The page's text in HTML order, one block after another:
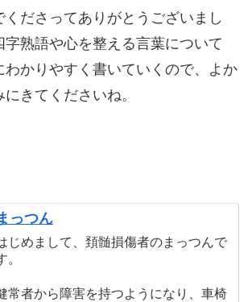
ださってありがとうございまし
字熟語や心を整える言葉について
わかりやすく書いていくので、よか
きてくださいね。
っつん
じめまして、頚髄損傷者のまっつんで
。
常者から障害を持つようになり、車椅